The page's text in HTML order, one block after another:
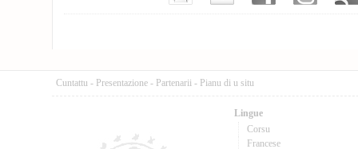
Cuntattu - Presentazione - Partenarii - Pianu di u situ
Lingue
Corsu
Francese